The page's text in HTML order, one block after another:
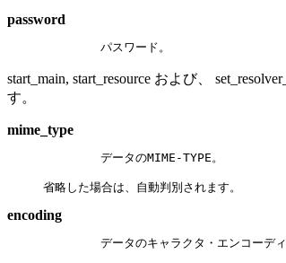
password
        パスワード。
start_main, start_resource および、
す。
mime_type
        データのMIME-TYPE。
省略した場合は、自動判別されます。
encoding
データのキャラクタ・エンコーディ